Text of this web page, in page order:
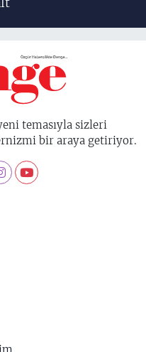
temasıyla sizleri
bir araya getiriyor.